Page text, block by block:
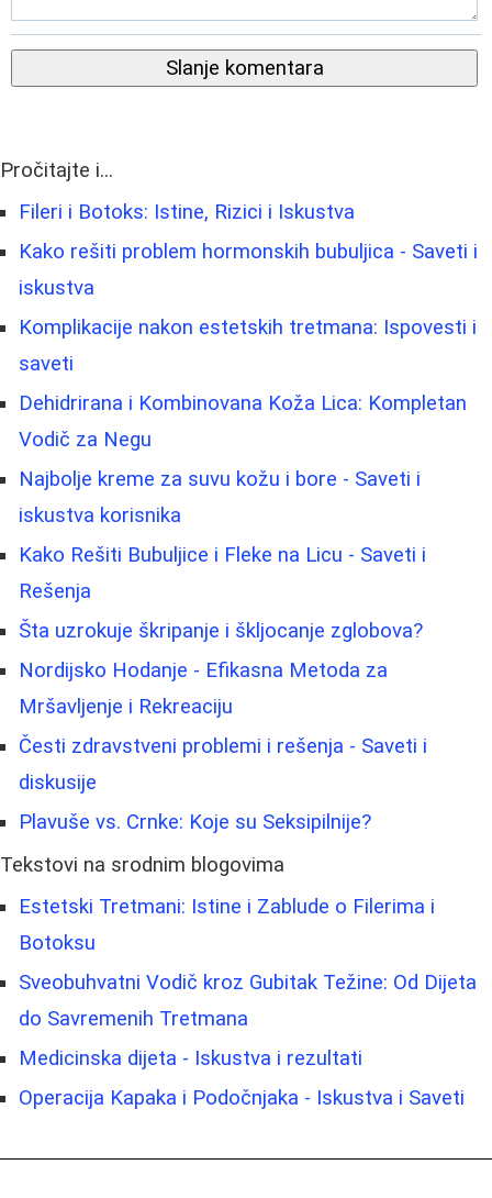
Slanje komentara
Pročitajte i...
Fileri i Botoks: Istine, Rizici i Iskustva
Kako rešiti problem hormonskih bubuljica - Saveti i
iskustva
Komplikacije nakon estetskih tretmana: Ispovesti i
saveti
Dehidrirana i Kombinovana Koža Lica: Kompletan
Vodič za Negu
Najbolje kreme za suvu kožu i bore - Saveti i
iskustva korisnika
Kako Rešiti Bubuljice i Fleke na Licu - Saveti i
Rešenja
Šta uzrokuje škripanje i škljocanje zglobova?
Nordijsko Hodanje - Efikasna Metoda za
Mršavljenje i Rekreaciju
Česti zdravstveni problemi i rešenja - Saveti i
diskusije
Plavuše vs. Crnke: Koje su Seksipilnije?
Tekstovi na srodnim blogovima
Estetski Tretmani: Istine i Zablude o Filerima i
Botoksu
Sveobuhvatni Vodič kroz Gubitak Težine: Od Dijeta
do Savremenih Tretmana
Medicinska dijeta - Iskustva i rezultati
Operacija Kapaka i Podočnjaka - Iskustva i Saveti